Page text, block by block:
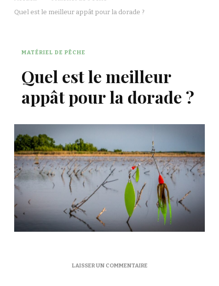
Quel est le meilleur appât pour la dorade ?
MATÉRIEL DE PÊCHE
Quel est le meilleur
appât pour la dorade ?
LAISSER UN COMMENTAIRESUR